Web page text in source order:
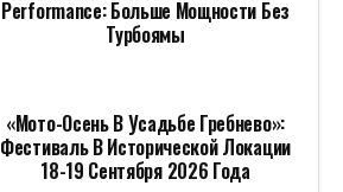
Performance: Больше Мощности Без
Турбоямы
«Мото-Осень В Усадьбе Гребнево»:
Фестиваль В Исторической Локации
18-19 Сентября 2026 Года